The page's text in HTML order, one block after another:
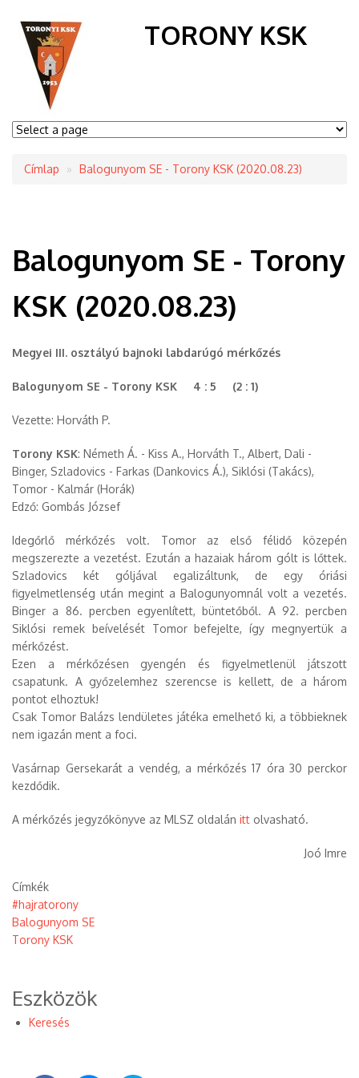
TORONY KSK
Morzsa
Címlap Balogunyom SE - Torony KSK (2020.08.23)
Balogunyom SE - Torony
KSK (2020.08.23)
Megyei III. osztályú bajnoki labdarúgó mérkőzés
Balogunyom SE - Torony KSK 4 : 5 (2 : 1)
Vezette: Horváth P.
Torony KSK: Németh Á. - Kiss A., Horváth T., Albert, Dali -
Binger, Szladovics - Farkas (Dankovics Á.), Siklósi (Takács),
Tomor - Kalmár (Horák)
Edző: Gombás József
Idegőrlő mérkőzés volt. Tomor az első félidő közepén
megszerezte a vezetést. Ezután a hazaiak három gólt is lőttek.
Szladovics két góljával egalizáltunk, de egy óriási
figyelmetlenség után megint a Balogunyomnál volt a vezetés.
Binger a 86. percben egyenlített, büntetőből. A 92. percben
Siklósi remek beívelését Tomor befejelte, így megnyertük a
mérkőzést.
Ezen a mérkőzésen gyengén és figyelmetlenül játszott
csapatunk. A győzelemhez szerencse is kellett, de a három
pontot elhoztuk!
Csak Tomor Balázs lendületes játéka emelhető ki, a többieknek
nem igazán ment a foci.
Vasárnap Gersekarát a vendég, a mérkőzés 17 óra 30 perckor
kezdődik.
A mérkőzés jegyzőkönyve az MLSZ oldalán itt olvasható.
Joó Imre
Címkék
#hajratorony
Balogunyom SE
Torony KSK
Eszközök
Keresés